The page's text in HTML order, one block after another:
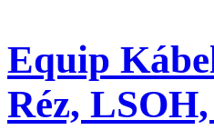
Equip
Réz,